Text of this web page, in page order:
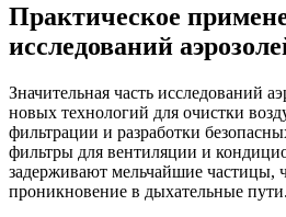
Практическое
исследований
Значительная часть исследований
новых технологий для очистки
фильтрации и разработки
фильтры для вентиляции и
задерживают мельчайшие частицы,
проникновение в дыхательные пути.